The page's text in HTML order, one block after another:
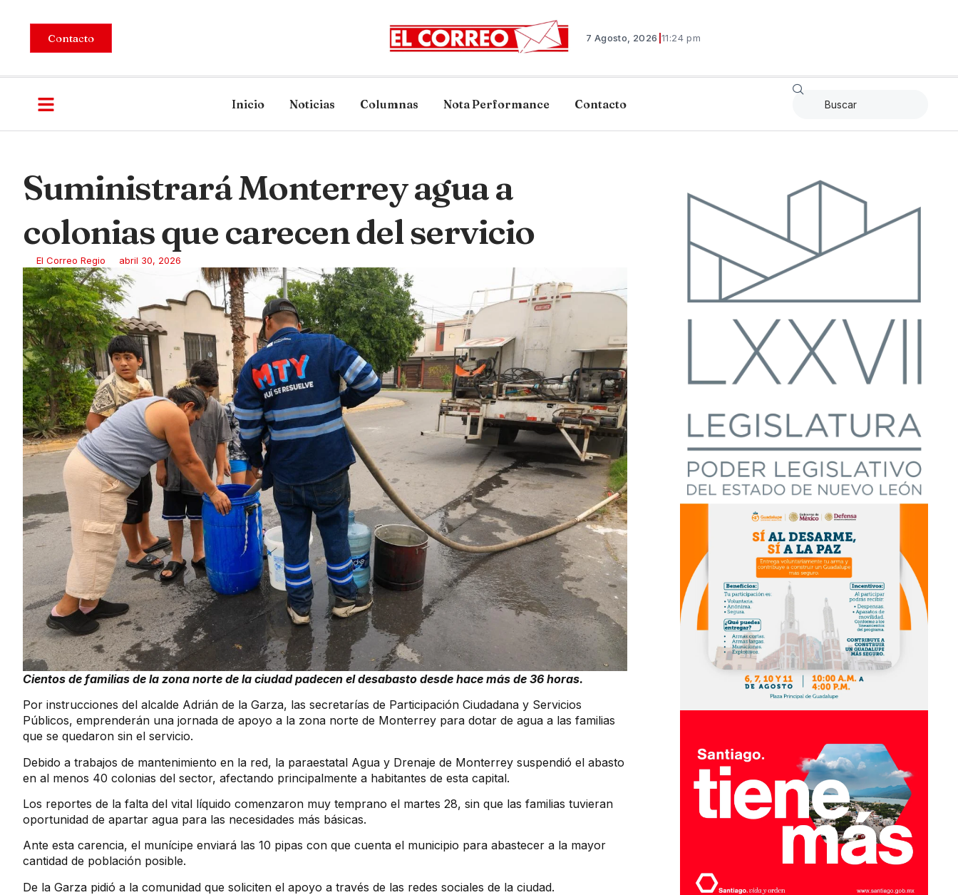
Contacto 7 Agosto, 2026 |11:24 pm
Inicio Noticias Columnas Nota Performance Contacto
Suministrará Monterrey agua a
colonias que carecen del servicio
El Correo Regio abril 30, 2026
Cientos de familias de la zona norte de la ciudad padecen el desabasto desde hace más de 36 horas.
Por instrucciones del alcalde Adrián de la Garza, las secretarías de Participación Ciudadana y Servicios
Públicos, emprenderán una jornada de apoyo a la zona norte de Monterrey para dotar de agua a las familias
que se quedaron sin el servicio.
Debido a trabajos de mantenimiento en la red, la paraestatal Agua y Drenaje de Monterrey suspendió el abasto
en al menos 40 colonias del sector, afectando principalmente a habitantes de esta capital.
Los reportes de la falta del vital líquido comenzaron muy temprano el martes 28, sin que las familias tuvieran
oportunidad de apartar agua para las necesidades más básicas.
Ante esta carencia, el munícipe enviará las 10 pipas con que cuenta el municipio para abastecer a la mayor
cantidad de población posible.
De la Garza pidió a la comunidad que soliciten el apoyo a través de las redes sociales de la ciudad.